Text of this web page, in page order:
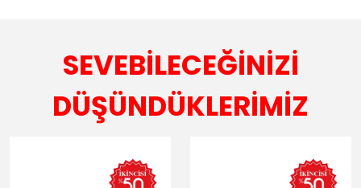
SEVEBİLECEĞİNİZİ
DÜŞÜNDÜKLERİMİZ